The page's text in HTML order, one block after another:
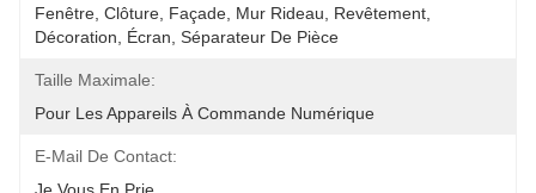
Fenêtre, Clôture, Façade, Mur Rideau, Revêtement,
Décoration, Écran, Séparateur De Pièce
Taille Maximale:
Pour Les Appareils À Commande Numérique
E-Mail De Contact: